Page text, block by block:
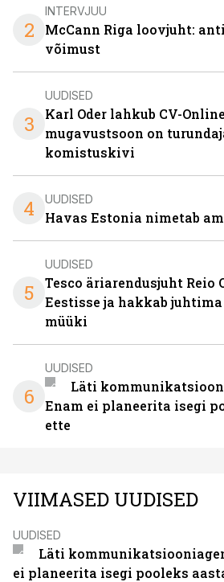
2
INTERVJUU
McCann Riga loovjuht:
võimust
3
UUDISED
Karl Oder lahkub CV-
mugavustsoon on
komistuskivi
4 UUDISED
Havas Estonia nimetab
5
UUDISED
Tesco äriarendusjuht Reio
Eestisse ja hakkab
müüki
6
UUDISED
Läti
Enam ei planeerita isegi
ette
VIIMASED UUDISED
UUDISED
Läti
ei planeerita isegi pooleks